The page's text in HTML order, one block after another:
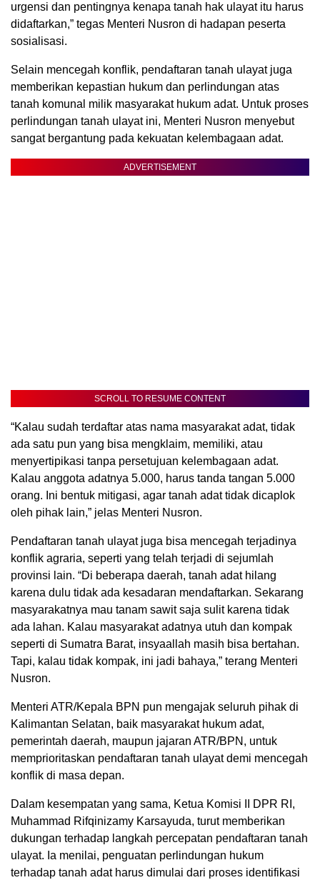
urgensi dan pentingnya kenapa tanah hak ulayat itu harus
didaftarkan,” tegas Menteri Nusron di hadapan peserta
sosialisasi.
Selain mencegah konflik, pendaftaran tanah ulayat juga
memberikan kepastian hukum dan perlindungan atas
tanah komunal milik masyarakat hukum adat. Untuk proses
perlindungan tanah ulayat ini, Menteri Nusron menyebut
sangat bergantung pada kekuatan kelembagaan adat.
ADVERTISEMENT
SCROLL TO RESUME CONTENT
“Kalau sudah terdaftar atas nama masyarakat adat, tidak
ada satu pun yang bisa mengklaim, memiliki, atau
menyertipikasi tanpa persetujuan kelembagaan adat.
Kalau anggota adatnya 5.000, harus tanda tangan 5.000
orang. Ini bentuk mitigasi, agar tanah adat tidak dicaplok
oleh pihak lain,” jelas Menteri Nusron.
Pendaftaran tanah ulayat juga bisa mencegah terjadinya
konflik agraria, seperti yang telah terjadi di sejumlah
provinsi lain. “Di beberapa daerah, tanah adat hilang
karena dulu tidak ada kesadaran mendaftarkan. Sekarang
masyarakatnya mau tanam sawit saja sulit karena tidak
ada lahan. Kalau masyarakat adatnya utuh dan kompak
seperti di Sumatra Barat, insyaallah masih bisa bertahan.
Tapi, kalau tidak kompak, ini jadi bahaya,” terang Menteri
Nusron.
Menteri ATR/Kepala BPN pun mengajak seluruh pihak di
Kalimantan Selatan, baik masyarakat hukum adat,
pemerintah daerah, maupun jajaran ATR/BPN, untuk
memprioritaskan pendaftaran tanah ulayat demi mencegah
konflik di masa depan.
Dalam kesempatan yang sama, Ketua Komisi II DPR RI,
Muhammad Rifqinizamy Karsayuda, turut memberikan
dukungan terhadap langkah percepatan pendaftaran tanah
ulayat. Ia menilai, penguatan perlindungan hukum
terhadap tanah adat harus dimulai dari proses identifikasi